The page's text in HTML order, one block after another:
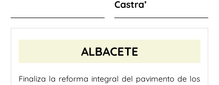
Castra’
ALBACETE
Finaliza la reforma integral del pavimento de los